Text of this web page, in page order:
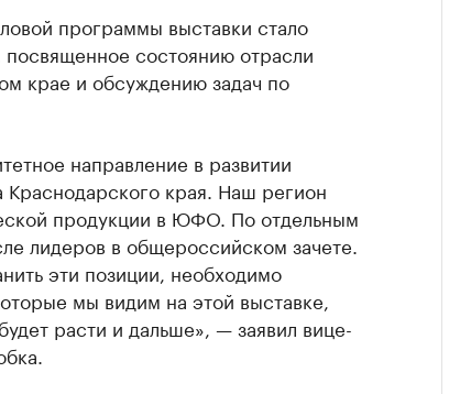
программы выставки стало
состоянию отрасли
крае и обсуждению задач по
направление в развитии
края. Наш регион
продукции в ЮФО. По отдельным
лидеров в общероссийском зачете.
эти позиции, необходимо
мы видим на этой выставке,
расти и дальше», — заявил вице-